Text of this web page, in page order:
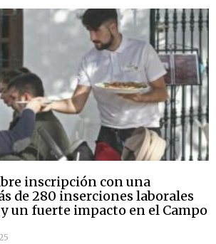
inscripción con una
de 280 inserciones laborales
un fuerte impacto en el Campo